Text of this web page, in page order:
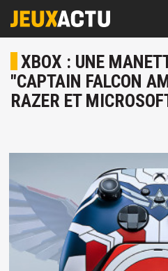
XBOX : UNE
"CAPTAIN FALCON
RAZER ET